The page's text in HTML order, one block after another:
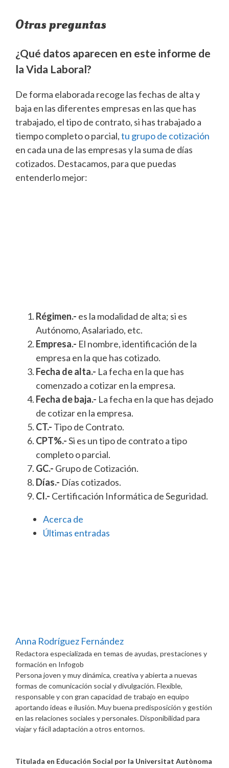
Otras preguntas
¿Qué datos aparecen en este informe de
la Vida Laboral?
De forma elaborada recoge las fechas de alta y
baja en las diferentes empresas en las que has
trabajado, el tipo de contrato, si has trabajado a
tiempo completo o parcial,tu grupo de cotización
en cada una de las empresas y la suma de días
cotizados. Destacamos, para que puedas
entenderlo mejor:
Régimen.- es la modalidad de alta; si es
Autónomo, Asalariado, etc.
Empresa.- El nombre, identificación de la
empresa en la que has cotizado.
Fecha de alta.- La fecha en la que has
comenzado a cotizar en la empresa.
Fecha de baja.- La fecha en la que has dejado
de cotizar en la empresa.
CT.- Tipo de Contrato.
CPT%.-Si es un tipo de contrato a tipo
completo o parcial.
GC.- Grupo de Cotización.
Días.- Días cotizados.
CI.- Certificación Informática de Seguridad.
Acerca de
Últimas entradas
Anna Rodríguez Fernández
Redactora especializada en temas de ayudas, prestaciones y
formación en Infogob
Persona joven y muy dinámica, creativa y abierta a nuevas
formas de comunicación social y divulgación. Flexible,
responsable y con gran capacidad de trabajo en equipo
aportando ideas e ilusión. Muy buena predisposición y gestión
en las relaciones sociales y personales. Disponibilidad para
viajar y fácil adaptación a otros entornos.
Titulada en Educación Social por la Universitat Autònoma